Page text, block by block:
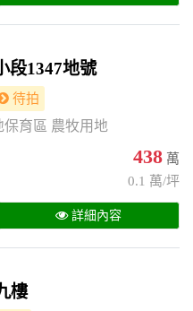
段1347地號
待拍
保育區 農牧用地
438 萬
0.1 萬/坪
詳細內容
樓